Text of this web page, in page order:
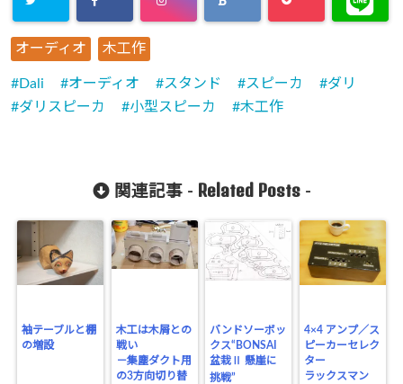
オーディオ 木工作
Dali オーディオ スタンド スピーカ
ダリ
ダリスピーカ
小型スピーカ 木工作
関連記事 - Related Posts-
袖テーブルと棚
の増設
木工は木屑との
戦い
－集塵ダクト用
の3方向切り替
バンドソーボッ
クス“BONSAI
盆栽Ⅱ 懸崖に
挑戦”
4×4 アンプ／ス
ピーカーセレク
ター
ラックスマン